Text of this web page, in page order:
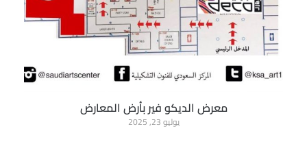
معرض الديكو فير بأرض المعارض
يوليو 23, 2025